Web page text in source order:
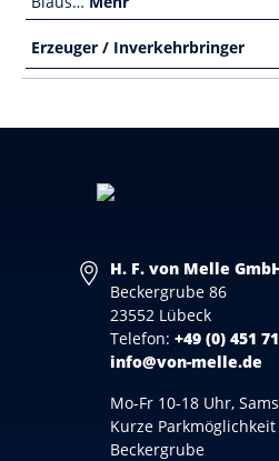
Erzeuger / Inverkehrbringer
H. F. von Melle
Beckergrube 86
23552 Lübeck
Telefon: +49 (0) 451
info@von-melle.de
Mo-Fr 10-18 Uhr,
Kurze
Beckergrube